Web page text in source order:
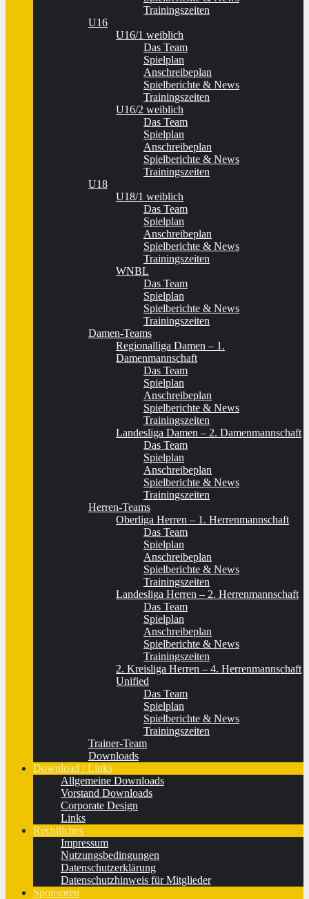
Trainingszeiten
U16
U16/1 weiblich
Das Team
Spielplan
Anschreibeplan
Spielberichte & News
Trainingszeiten
U16/2 weiblich
Das Team
Spielplan
Anschreibeplan
Spielberichte & News
Trainingszeiten
U18
U18/1 weiblich
Das Team
Spielplan
Anschreibeplan
Spielberichte & News
Trainingszeiten
WNBL
Das Team
Spielplan
Spielberichte & News
Trainingszeiten
Damen-Teams
Regionalliga Damen – 1.
Damenmannschaft
Das Team
Spielplan
Anschreibeplan
Spielberichte & News
Trainingszeiten
Landesliga Damen – 2. Damenmannschaft
Das Team
Spielplan
Anschreibeplan
Spielberichte & News
Trainingszeiten
Herren-Teams
Oberliga Herren – 1. Herrenmannschaft
Das Team
Spielplan
Anschreibeplan
Spielberichte & News
Trainingszeiten
Landesliga Herren – 2. Herrenmannschaft
Das Team
Spielplan
Anschreibeplan
Spielberichte & News
Trainingszeiten
2. Kreisliga Herren – 4. Herrenmannschaft
Unified
Das Team
Spielplan
Spielberichte & News
Trainingszeiten
Trainer-Team
Downloads
Download / Links
Allgemeine Downloads
Vorstand Downloads
Corporate Design
Links
Rechtliches
Impressum
Nutzungsbedingungen
Datenschutzerklärung
Datenschutzhinweis für Mitglieder
Sponsoren